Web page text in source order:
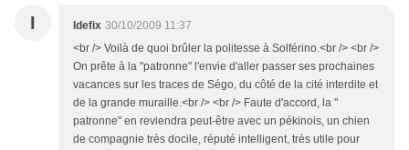
I Idefix 30/10/2009 11:37
<br /> Voilà de quoi brûler la politesse à Solférino.<br /> <br />
On prête à la "patronne" l'envie d'aller passer ses prochaines
vacances sur les traces de Ségo, du côté de la cité interdite et
de la grande muraille.<br /> <br /> Faute d'accord, la "
patronne" en reviendra peut-être avec un pékinois, un chien
de compagnie très docile, réputé intelligent, très utile pour